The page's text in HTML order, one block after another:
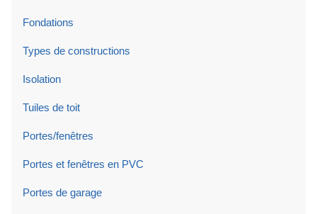
Fondations
Types de constructions
Isolation
Tuiles de toit
Portes/fenêtres
Portes et fenêtres en PVC
Portes de garage